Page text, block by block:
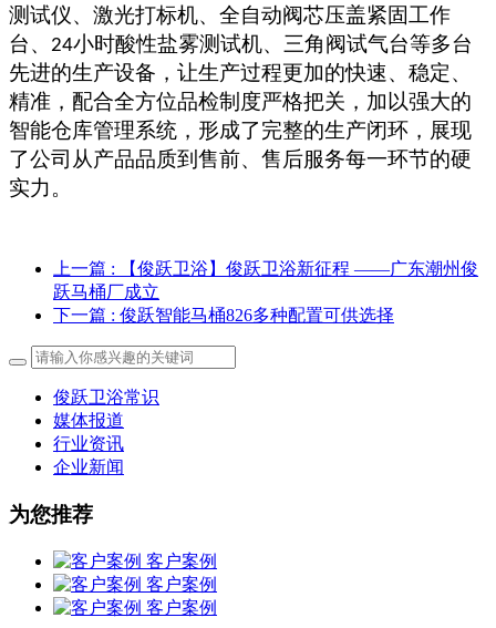
测试仪、激光打标机、全自动阀芯压盖紧固工作
台、 24小时酸性盐雾测试机、三角阀试气台等多台
先进的生产设备，让生产过程更加的快速、稳定、
精准，配合全方位品检制度严格把关，加以强大的
智能仓库管理系统，形成了完整的生产闭环，展现
了公司从产品品质到售前、售后服务每一环节的硬
实力。
上一篇 : 【俊跃卫浴】俊跃卫浴新征程 ——广东潮州俊
跃马桶厂成立
下一篇 : 俊跃智能马桶826多种配置可供选择
俊跃卫浴常识
媒体报道
行业资讯
企业新闻
为您推荐
客户案例
客户案例
客户案例